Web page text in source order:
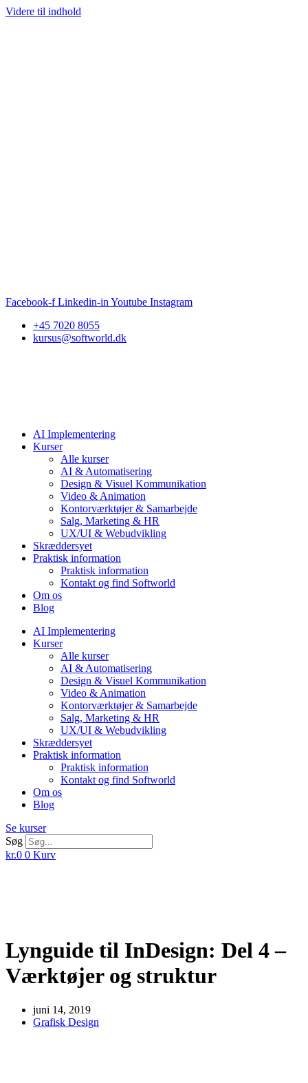
Videre til indhold
Facebook-f Linkedin-in Youtube Instagram
+45 7020 8055
kursus@softworld.dk
AI Implementering
Kurser
Alle kurser
AI & Automatisering
Design & Visuel Kommunikation
Video & Animation
Kontorværktøjer & Samarbejde
Salg, Marketing & HR
UX/UI & Webudvikling
Skræddersyet
Praktisk information
Praktisk information
Kontakt og find Softworld
Om os
Blog
AI Implementering
Kurser
Alle kurser
AI & Automatisering
Design & Visuel Kommunikation
Video & Animation
Kontorværktøjer & Samarbejde
Salg, Marketing & HR
UX/UI & Webudvikling
Skræddersyet
Praktisk information
Praktisk information
Kontakt og find Softworld
Om os
Blog
Se kurser
Søg
kr.0 0 Kurv
Lynguide til InDesign: Del 4 –
Værktøjer og struktur
juni 14, 2019
Grafisk Design